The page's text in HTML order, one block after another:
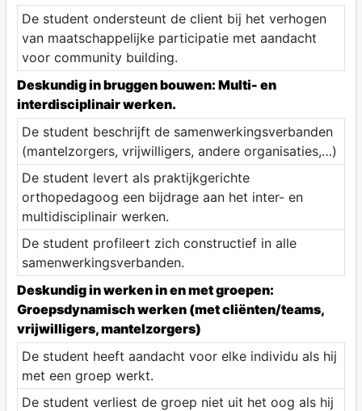
De student ondersteunt de client bij het verhogen
van maatschappelijke participatie met aandacht
voor community building.
Deskundig in bruggen bouwen: Multi- en
interdisciplinair werken.
De student beschrijft de samenwerkingsverbanden
(mantelzorgers, vrijwilligers, andere organisaties,…)
De student levert als praktijkgerichte
orthopedagoog een bijdrage aan het inter- en
multidisciplinair werken.
De student profileert zich constructief in alle
samenwerkingsverbanden.
Deskundig in werken in en met groepen:
Groepsdynamisch werken (met cliënten/teams,
vrijwilligers, mantelzorgers)
De student heeft aandacht voor elke individu als hij
met een groep werkt.
De student verliest de groep niet uit het oog als hij